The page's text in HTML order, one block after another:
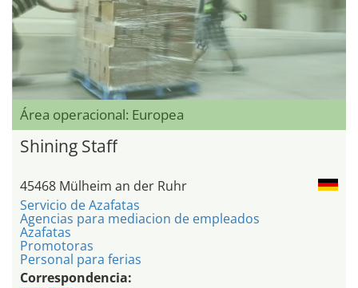
Área operacional: Europea
Shining Staff
45468 Mülheim an der Ruhr
Servicio de Azafatas
Agencias para mediacion de empleados
Azafatas
Promotoras
Personal para ferias
Correspondencia: